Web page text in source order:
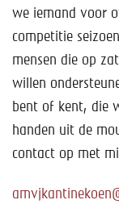
we iemand voor
competitie
mensen die op
willen
bent of kent, die
handen uit de
contact op met